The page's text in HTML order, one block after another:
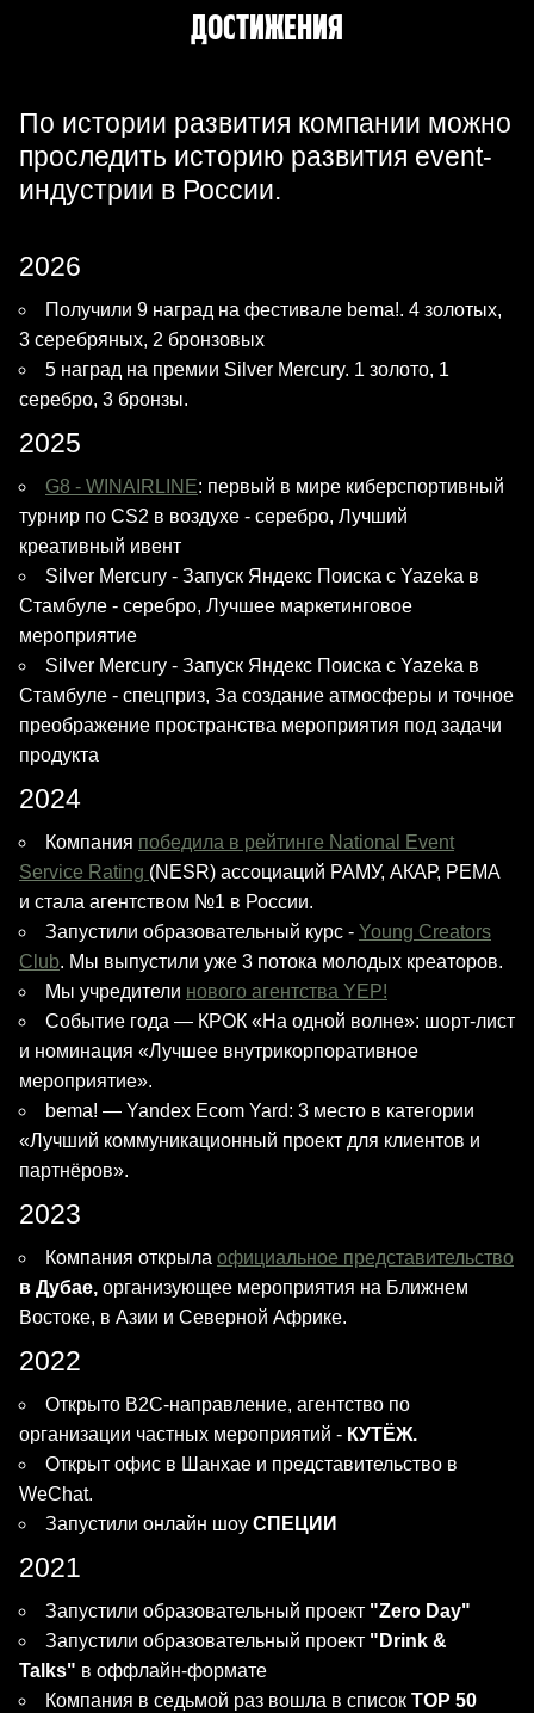
ДОСТИЖЕНИЯ
По истории развития компании можно
проследить историю развития event-
индустрии в России.
2026
Получили 9 наград на фестивале bema!. 4 золотых,
3 серебряных, 2 бронзовых
5 наград на премии Silver Mercury. 1 золото, 1
серебро, 3 бронзы.
2025
G8 - WINAIRLINE: первый в мире киберспортивный
турнир по CS2 в воздухе - серебро, Лучший
креативный ивент
Silver Mercury - Запуск Яндекс Поиска с Yazeka в
Стамбуле - серебро, Лучшее маркетинговое
мероприятие
Silver Mercury - Запуск Яндекс Поиска с Yazeka в
Стамбуле - спецприз, За создание атмосферы и точное
преображение пространства мероприятия под задачи
продукта
2024
Компания победила в рейтинге National Event
Service Rating (NESR) ассоциаций РАМУ, АКАР, РЕМА
и стала агентством №1 в России.
Запустили образовательный курс - Young Creators
Club. Мы выпустили уже 3 потока молодых креаторов.
Мы учредители нового агентства YEP!
Событие года — КРОК «На одной волне»: шорт-лист
и номинация «Лучшее внутрикорпоративное
мероприятие».
bema! — Yandex Ecom Yard: 3 место в категории
«Лучший коммуникационный проект для клиентов и
партнёров».
2023
Компания открыла официальное представительство
в Дубае, организующее мероприятия на Ближнем
Востоке, в Азии и Северной Африке.
2022
Открыто B2C-направление, агентство по
организации частных мероприятий - КУТЁЖ.
Открыт офис в Шанхае и представительство в
WeChat.
Запустили онлайн шоу СПЕЦИИ
2021
Запустили образовательный проект "Zero Day"
Запустили образовательный проект "Drink &
Talks" в оффлайн-формате
Компания в седьмой раз вошла в список TOP 50